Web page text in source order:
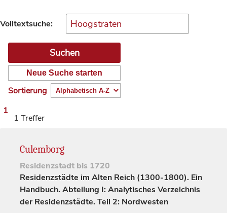
Volltextsuche:
Neue Suche starten
Sortierung
1
1 Treffer
Culemborg
Residenzstadt bis 1720
Residenzstädte im Alten Reich (1300-1800). Ein
Handbuch. Abteilung I: Analytisches Verzeichnis
der Residenzstädte. Teil 2: Nordwesten